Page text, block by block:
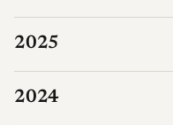
2025
2024